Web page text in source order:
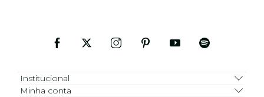
Institucional
Minha conta